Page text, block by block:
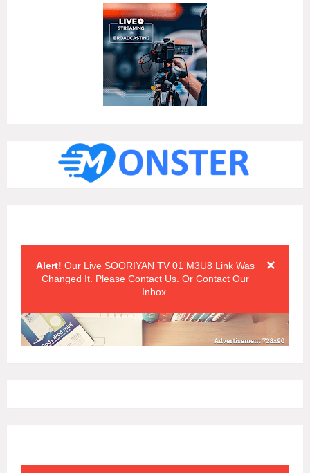
×
Alert! Our Live SOORIYAN TV 01 M3U8 Link Was
Changed It. Please Contact Us. Or Contact Our
Inbox.